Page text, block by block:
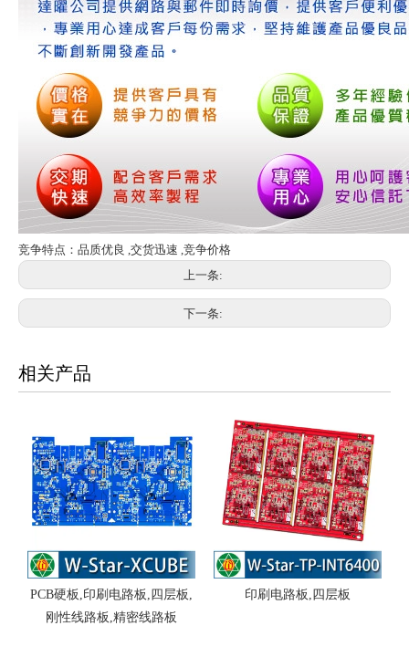
竞争特点：品质优良 ,交货迅速 ,竞争价格
上一条:
下一条:
相关产品
PCB硬板,印刷电路板,四层板,
刚性线路板,精密线路板
印刷电路板,四层板